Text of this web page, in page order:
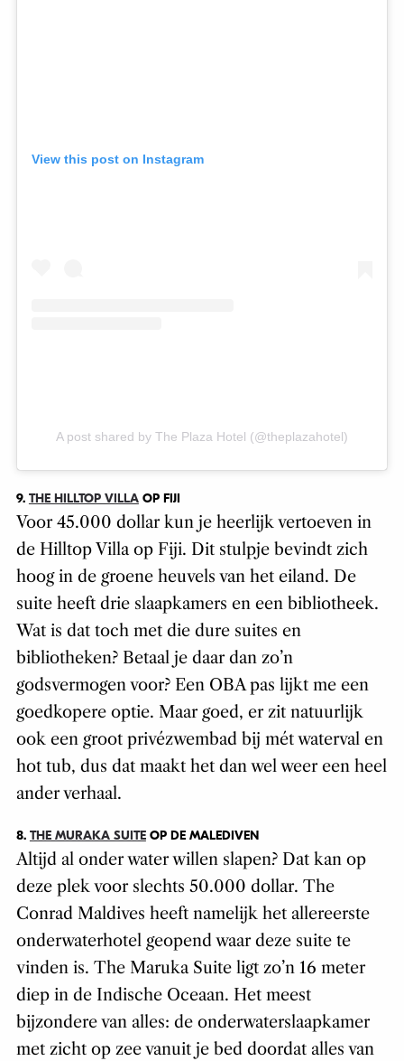
View this post on Instagram
A post shared by The Plaza Hotel (@theplazahotel)
9. THE HILLTOP VILLAOP FIJI
Voor 45.000 dollar kun je heerlijk vertoeven in
de Hilltop Villa op Fiji. Dit stulpje bevindt zich
hoog in de groene heuvels van het eiland. De
suite heeft drie slaapkamers en een bibliotheek.
Wat is dat toch met die dure suites en
bibliotheken? Betaal je daar dan zo’n
godsvermogen voor? Een OBA pas lijkt me een
goedkopere optie. Maar goed, er zit natuurlijk
ook een groot privézwembad bij mét waterval en
hot tub, dus dat maakt het dan wel weer een heel
ander verhaal.
8. THE MURAKA SUITEOP DE MALEDIVEN
Altijd al onder water willen slapen? Dat kan op
deze plek voor slechts 50.000 dollar. The
Conrad Maldives heeft namelijk het allereerste
onderwaterhotel geopend waar deze suite te
vinden is. The Maruka Suite ligt zo’n 16 meter
diep in de Indische Oceaan. Het meest
bijzondere van alles: de onderwaterslaapkamer
met zicht op zee vanuit je bed doordat alles van